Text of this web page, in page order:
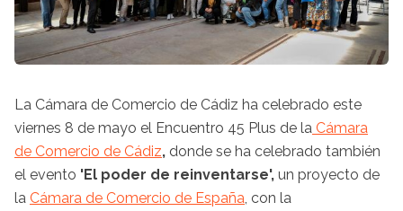
La Cámara de Comercio de Cádiz ha celebrado este
viernes 8 de mayo el Encuentro 45 Plus de la Cámara
de Comercio de Cádiz​​​​​​​, donde se ha celebrado también
el evento 'El poder de reinventarse', un proyecto de
la Cámara de Comercio de España, con la